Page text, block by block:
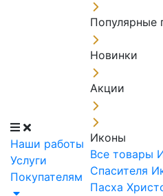
Наши работы
Услуги
Покупателям
Популярные
Новинки
Акции
Иконы
Все товары
Спасителя
Пасха